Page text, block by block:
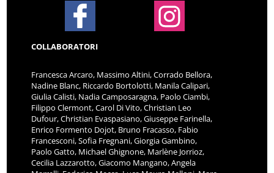
COLLABORATORI
Francesca Arcaro, Massimo Altini, Corrado Bellora,
Nadine Blanc, Riccardo Bortolotti, Manila Calipari,
Giulia Calisti, Nadia Camposaragna, Paolo Ciambi,
Filippo Clermont, Carol Di Vito, Christian Leo
Dufour, Christian Evaspasiano, Giuseppe Farinella,
Enrico Formento Dojot, Bruno Fracasso, Fabio
Francesconi, Sofia Fregnani, Giorgia Gambino,
Paolo Gatto, Michael Ghignone, Marlène Jorrioz,
Cecilia Lazzarotto, Giacomo Mangano, Angela